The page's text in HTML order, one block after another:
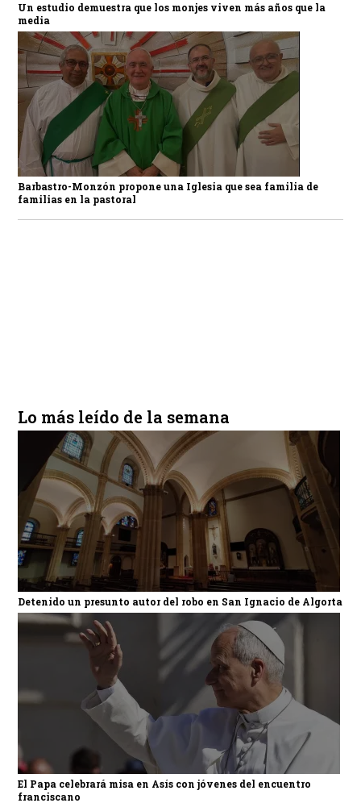
Un estudio demuestra que los monjes viven más años que la
media
Barbastro-Monzón propone una Iglesia que sea familia de
familias en la pastoral
Lo más leído de la semana
Detenido un presunto autor del robo en San Ignacio de Algorta
El Papa celebrará misa en Asís con jóvenes del encuentro
franciscano